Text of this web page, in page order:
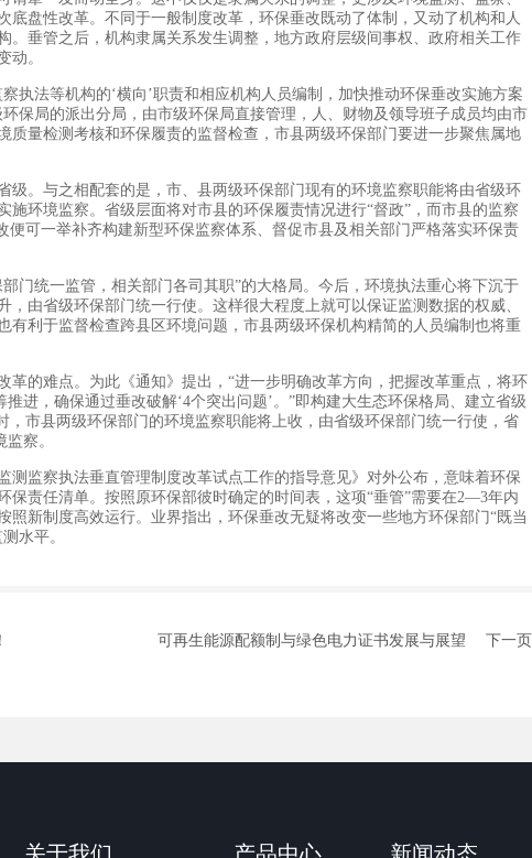
底盘性改革。不同于一般制度改革，环保垂改既动了体制，又动了机构和人
。垂管之后，机构隶属关系发生调整，地方政府层级间事权、政府相关工作
动。
法等机构的‘横向’职责和相应机构人员编制，加快推动环保垂改实施方案
保局的派出分局，由市级环保局直接管理，人、财物及领导班子成员均由市
质量检测考核和环保履责的监督检查，市县两级环保部门要进一步聚焦属地
。与之相配套的是，市、县两级环保部门现有的环境监察职能将由省级环
环境监察。省级层面将对市县的环保履责情况进行“督政”，而市县的监察
便可一举补齐构建新型环保监察体系、督促市县及相关部门严格落实环保责
统一监管，相关部门各司其职”的大格局。今后，环境执法重心将下沉于
由省级环保部门统一行使。这样很大程度上就可以保证监测数据的权威、
有利于监督检查跨县区环境问题，市县两级环保机构精简的人员编制也将重
的难点。为此《通知》提出，“进一步明确改革方向，把握改革重点，将环
进，确保通过垂改破解‘4个突出问题’。”即构建大生态环保格局、建立省级
，市县两级环保部门的环境监察职能将上收，由省级环保部门统一行使，省
察。
监察执法垂直管理制度改革试点工作的指导意见》对外公布，意味着环保
保责任清单。按照原环保部彼时确定的时间表，这项“垂管”需要在2—3年内
照新制度高效运行。业界指出，环保垂改无疑将改变一些地方环保部门“既当
水平。
可再生能源配额制与绿色电力证书发展与展望 下一页